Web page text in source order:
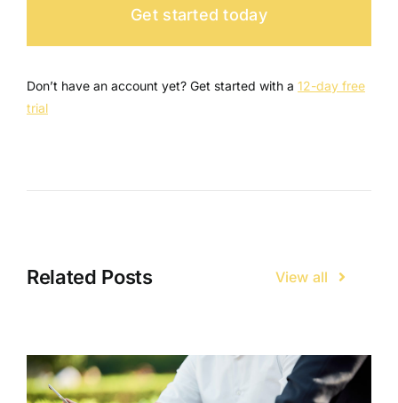
Get started today
Don’t have an account yet? Get started with a 12-day free
trial
Related Posts View all